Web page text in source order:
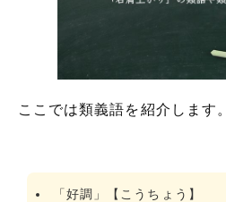
ここでは類義語を紹介します。
「好調」【こうちょう】